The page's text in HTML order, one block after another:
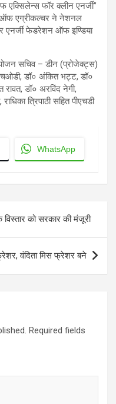
एक्सिलेन्स फॉर क्लीन एनर्जी”
ऑफ एग्रीकल्चर ने नेशनल
एनर्जी फेडरेशन ऑफ इण्डिया
सचिव – डीन (प्रोजेक्ट्स)
एचओडी, डॉ० अंकित भट्ट, डॉ०
रावत, डॉ० अरविंद नेगी,
त्रिपाठी सहित पीएचडी
WhatsApp
को सरकार की मंजूरी
वंदिता मिस फ्रेशर बने
Required fields